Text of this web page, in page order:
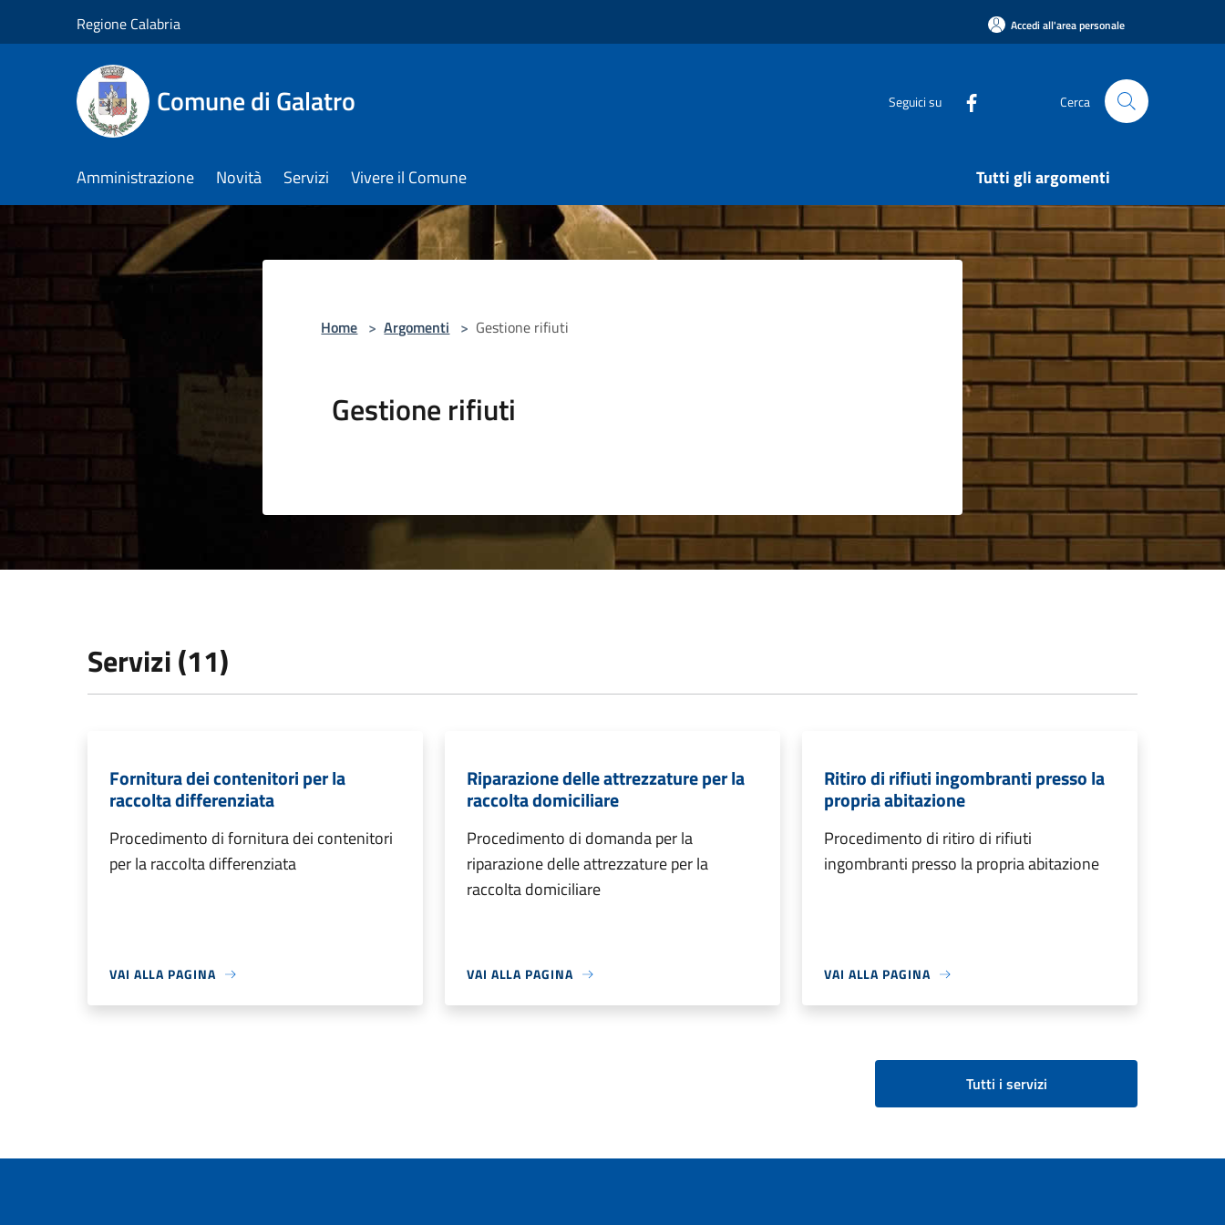
Regione Calabria Accedi all'area personale
Comune di Galatro Seguici su Cerca
Amministrazione Novità Servizi Vivere il Comune Tutti gli argomenti
Home > Argomenti > Gestione rifiuti
Gestione rifiuti
Servizi (11)
Fornitura dei contenitori per la
raccolta differenziata
Procedimento di fornitura dei contenitori
per la raccolta differenziata
VAI ALLA PAGINA
Riparazione delle attrezzature per la
raccolta domiciliare
Procedimento di domanda per la
riparazione delle attrezzature per la
raccolta domiciliare
VAI ALLA PAGINA
Ritiro di rifiuti ingombranti presso la
propria abitazione
Procedimento di ritiro di rifiuti
ingombranti presso la propria abitazione
VAI ALLA PAGINA
Tutti i servizi